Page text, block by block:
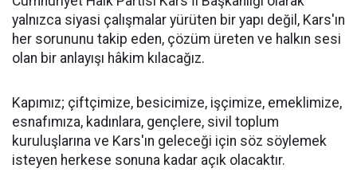
yalnızca siyasi çalışmalar yürüten bir yapı değil, Kars'ın
her sorununu takip eden, çözüm üreten ve halkın sesi
olan bir anlayışı hâkim kılacağız.
Kapımız; çiftçimize, besicimize, işçimize, emeklimize,
esnafımıza, kadınlara, gençlere, sivil toplum
kuruluşlarına ve Kars'ın geleceği için söz söylemek
isteyen herkese sonuna kadar açık olacaktır.